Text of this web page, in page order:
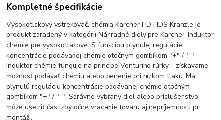
Kompletné špecifikácie
Vysokotlakový vstrekovač. chémia Kärcher HD HDS Kränzle je
produkt zaradený v kategórii Náhradné diely pre Kärcher. Induktor
chémie pre vysokotlakové. S funkciou plynulej regulácie
koncentrácie podávanej chémie otočným gombíkom "+" / "-".
Induktor chémie funguje na princípe Venturiho rúrky - získavame
možnosť podávať chémiu alebo penenie pri nízkom tlaku. Má
plynulú reguláciu koncentrácie podávanej chémie otočným
gombíkom "+" / "-". Správne vybraný diel alebo príslušenstvo
môže ušetriť čas, zbytočné vracanie tovaru aj nepríjemnosti pri
montáži.